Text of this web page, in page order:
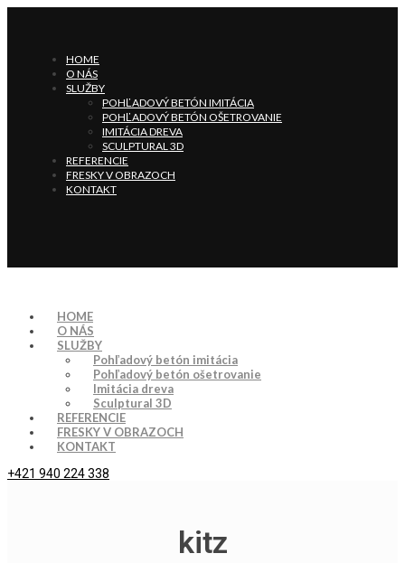
HOME
O NÁS
SLUŽBY
POHĽADOVÝ BETÓN IMITÁCIA
POHĽADOVÝ BETÓN OŠETROVANIE
IMITÁCIA DREVA
SCULPTURAL 3D
REFERENCIE
FRESKY V OBRAZOCH
KONTAKT
HOME
O NÁS
SLUŽBY
Pohľadový betón imitácia
Pohľadový betón ošetrovanie
Imitácia dreva
Sculptural 3D
REFERENCIE
FRESKY V OBRAZOCH
KONTAKT
+421 940 224 338
kitz